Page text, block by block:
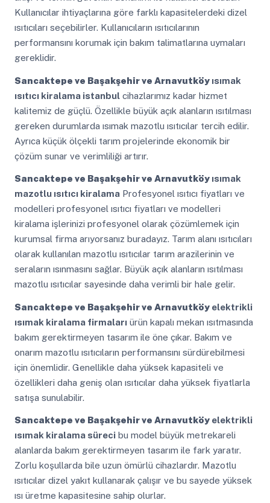
Kullanıcılar ihtiyaçlarına göre farklı kapasitelerdeki dizel
ısıtıcıları seçebilirler. Kullanıcıların ısıtıcılarının
performansını korumak için bakım talimatlarına uymaları
gereklidir.
Sancaktepe ve Başakşehir ve Arnavutköyısımak
ısıtıcı kiralama istanbulcihazlarımız kadar hizmet
kalitemiz de güçlü. Özellikle büyük açık alanların ısıtılması
gereken durumlarda ısımak mazotlu ısıtıcılar tercih edilir.
Ayrıca küçük ölçekli tarım projelerinde ekonomik bir
çözüm sunar ve verimliliği artırır.
Sancaktepe ve Başakşehir ve Arnavutköyısımak
mazotlu ısıtıcı kiralamaProfesyonel ısıtıcı fiyatları ve
modelleri profesyonel ısıtıcı fiyatları ve modelleri
kiralama işlerinizi profesyonel olarak çözümlemek için
kurumsal firma arıyorsanız buradayız. Tarım alanı ısıtıcıları
olarak kullanılan mazotlu ısıtıcılar tarım arazilerinin ve
seraların ısınmasını sağlar. Büyük açık alanların ısıtılması
mazotlu ısıtıcılar sayesinde daha verimli bir hale gelir.
Sancaktepe ve Başakşehir ve Arnavutköyelektrikli
ısımak kiralama firmalarıürün kapalı mekan ısıtmasında
bakım gerektirmeyen tasarım ile öne çıkar. Bakım ve
onarım mazotlu ısıtıcıların performansını sürdürebilmesi
için önemlidir. Genellikle daha yüksek kapasiteli ve
özellikleri daha geniş olan ısıtıcılar daha yüksek fiyatlarla
satışa sunulabilir.
Sancaktepe ve Başakşehir ve Arnavutköyelektrikli
ısımak kiralama sürecibu model büyük metrekareli
alanlarda bakım gerektirmeyen tasarım ile fark yaratır.
Zorlu koşullarda bile uzun ömürlü cihazlardır. Mazotlu
ısıtıcılar dizel yakıt kullanarak çalışır ve bu sayede yüksek
ısı üretme kapasitesine sahip olurlar.